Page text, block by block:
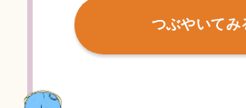
つぶやいてみ